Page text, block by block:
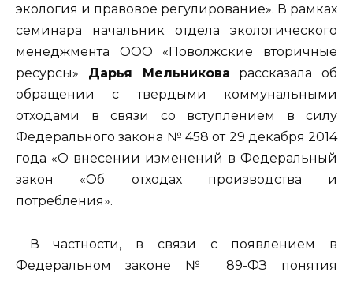
экология и правовое регулирование». В рамках
семинара начальник отдела экологического
менеджмента ООО «Поволжские вторичные
ресурсы» Дарья Мельникова рассказала об
обращении с твердыми коммунальными
отходами в связи со вступлением в силу
Федерального закона № 458 от 29 декабря 2014
года «О внесении изменений в Федеральный
закон «Об отходах производства и
потребления».
В частности, в связи с появлением в
Федеральном законе № 89-ФЗ понятия